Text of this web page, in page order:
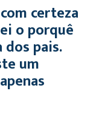
certeza
o porquê
pais.
um